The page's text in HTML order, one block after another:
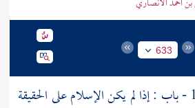
633
19 - باب : إذا لم يكن الإسلام على الحقيقة